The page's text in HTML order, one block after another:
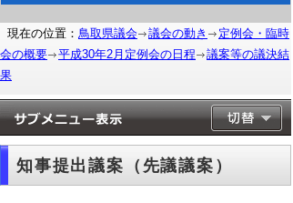
現在の位置： 鳥取県議会 議会の動き
定例会・臨時
会の概要
平成30年2月定例会の日程
議案等の議決結
果
知事提出議案（先議議案）